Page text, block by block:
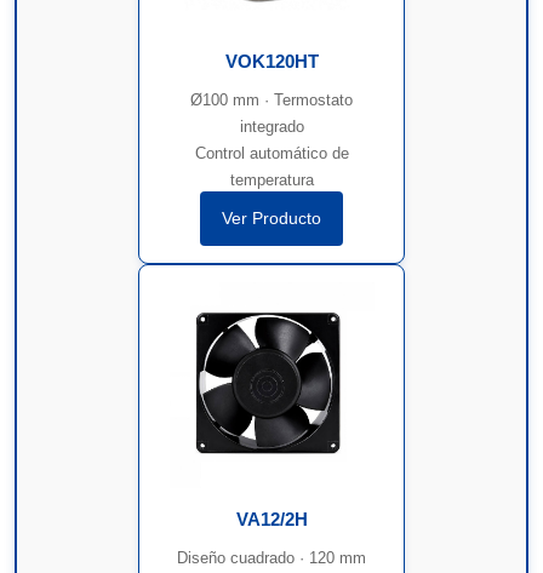
VOK120HT
Ø100 mm · Termostato
integrado
Control automático de
temperatura
Ver Producto
VA12/2H
Diseño cuadrado · 120 mm